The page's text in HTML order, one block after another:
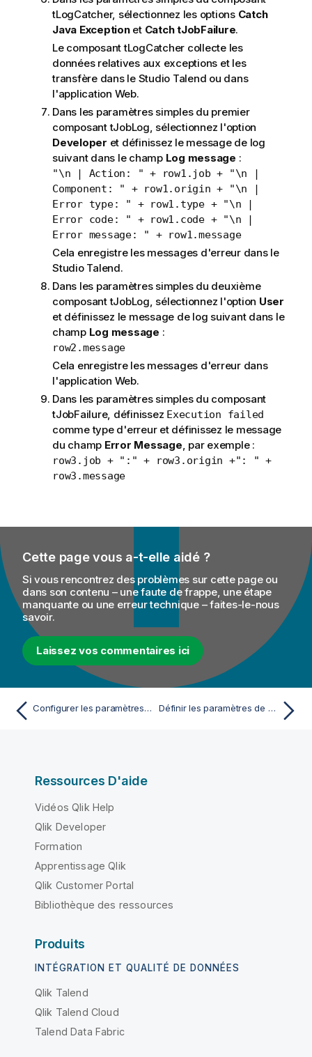
tLogCatcher, sélectionnez les options Catch
Java Exceptionet Catch tJobFailure.
Le composanttLogCatcher collecte les
données relatives aux exceptions et les
transfère dans le Studio Talend ou dans
l'application Web.
Dans les paramètres simples du premier
composanttJobLog, sélectionnez l'option
Developer et définissez le message de log
suivant dans le champ Log message :
"\n | Action: " + row1.job + "\n |
Component: " + row1.origin + "\n |
Error type: " + row1.type + "\n |
Error code: " + row1.code + "\n |
Error message: " + row1.message
Cela enregistre les messages d'erreur dans le
Studio Talend.
Dans les paramètres simples du deuxième
composanttJobLog, sélectionnez l'option User
et définissez le message de log suivant dans le
champ Log message :
row2.message
Cela enregistre les messages d'erreur dans
l'application Web.
Dans les paramètres simples du composant
tJobFailure, définissez Execution failed
comme type d'erreur et définissez le message
du champ Error Message, par exemple :
row3.job + ":" + row3.origin +": " +
row3.message
Cette page vous a-t-elle aidé ?
Si vous rencontrez des problèmes sur cette page ou
dans son contenu – une faute de frappe, une étape
manquante ou une erreur technique – faites-le-nous
savoir.
Laissez vos commentaires ici
Configurer les paramètres de log dans le tJobLog Définir les paramètres de contexte
Ressources D'aide
Vidéos Qlik Help
Qlik Developer
Formation
Apprentissage Qlik
Qlik Customer Portal
Bibliothèque des ressources
Produits
INTÉGRATION ET QUALITÉ DE DONNÉES
Qlik Talend
Qlik Talend Cloud
Talend Data Fabric